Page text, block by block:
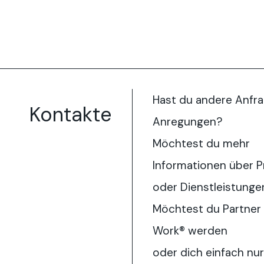
Kontakte
Hast du andere
Anregungen?
Möchtest du mehr
Informationen über
oder
Möchtest du Partner
Work® werden
oder dich einfach